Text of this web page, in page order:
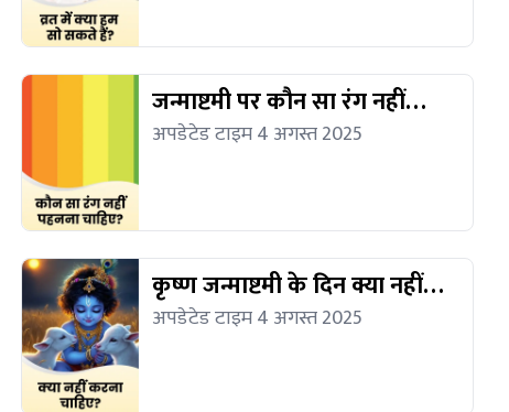
जन्माष्टमी पर कौन सा रंग नहीं
पहनना चाहिए?
अपडेटेड टाइम 4 अगस्त 2025
कृष्ण जन्माष्टमी के दिन क्या नहीं
करना चाहिए?
अपडेटेड टाइम 4 अगस्त 2025